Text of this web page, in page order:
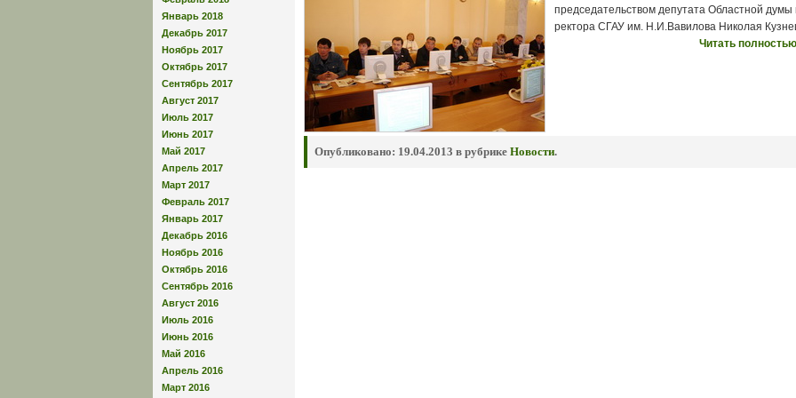
Январь 2018
Декабрь 2017
Ноябрь 2017
Октябрь 2017
Сентябрь 2017
Август 2017
Июль 2017
Июнь 2017
Май 2017
Апрель 2017
Март 2017
Февраль 2017
Январь 2017
Декабрь 2016
Ноябрь 2016
Октябрь 2016
Сентябрь 2016
Август 2016
Июль 2016
Июнь 2016
Май 2016
Апрель 2016
Март 2016
председательством депутата Областной думы
ректора СГАУ им. Н.И.Вавилова Николая
Читать
Опубликовано: 19.04.2013 в рубрике Новости.